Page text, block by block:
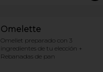
Omelette
Omellet preparado con 3
ingredientes de tu elección +
Rebanadas de pan